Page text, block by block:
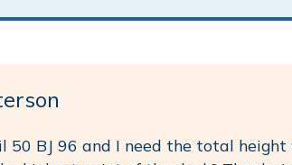
50 BJ 96 and I need the total